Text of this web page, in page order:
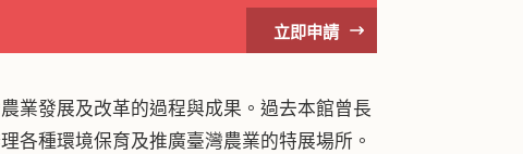
立即申請
發展及改革的過程與成果。過去本館曾長
各種環境保育及推廣臺灣農業的特展場所。